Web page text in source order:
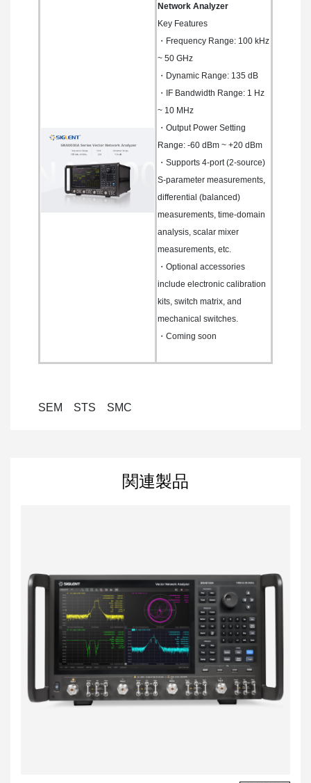
Network Analyzer
Key Features
・Frequency Range: 100 kHz
~ 50 GHz
・Dynamic Range: 135 dB
・IF Bandwidth Range: 1 Hz
~ 10 MHz
・Output Power Setting
Range: -60 dBm ~ +20 dBm
・Supports 4-port (2-source)
S-parameter measurements,
differential (balanced)
measurements, time-domain
analysis, scalar mixer
measurements, etc.
・Optional accessories
include electronic calibration
kits, switch matrix, and
mechanical switches.
・Coming soon
SEM STS SMC
関連製品